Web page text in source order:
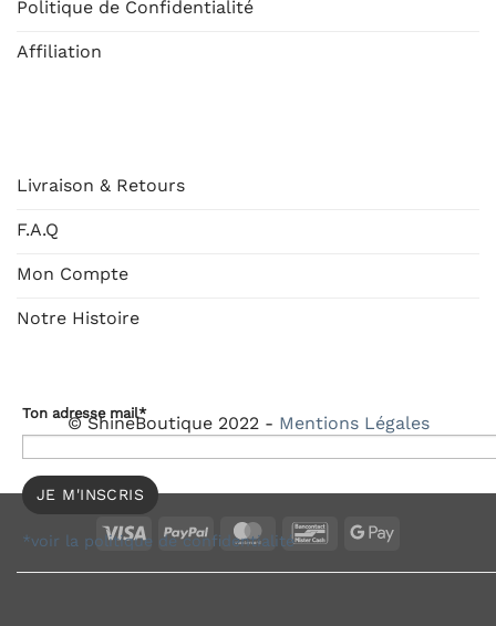
Politique de Confidentialité
Affiliation
Livraison & Retours
F.A.Q
Mon Compte
Notre Histoire
Ton adresse mail*
*voir la politique de confidentialité
© ShineBoutique 2022 - Mentions Légales
Visa PayPal MasterCardBancontactGoogle